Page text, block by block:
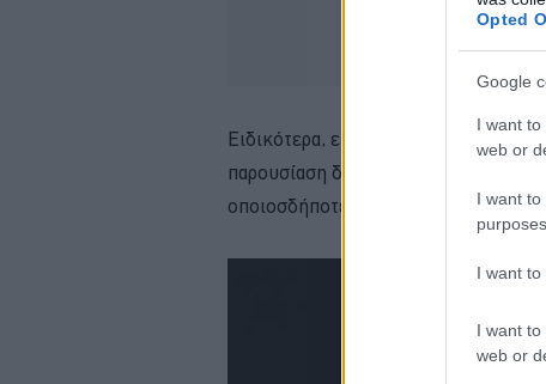
Opted
Google
I want
web or
I want
purposes.
I want to
I want
web or
Ειδικότερα, επισημαίνει «έχουμε
παρουσίαση δίπλα από το αυτοκίνητο
οποιοσδήποτε να θαυμάσει τη